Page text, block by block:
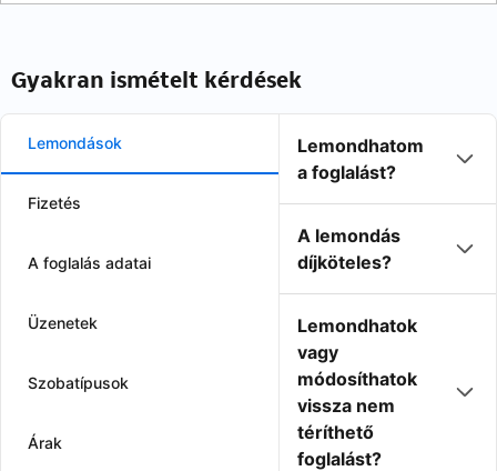
Gyakran ismételt kérdések
Lemondások
Fizetés
A foglalás adatai
Üzenetek
Szobatípusok
Árak
Lemondhatom
a foglalást?
A lemondás
díjköteles?
Lemondhatok
vagy
módosíthatok
vissza nem
téríthető
foglalást?